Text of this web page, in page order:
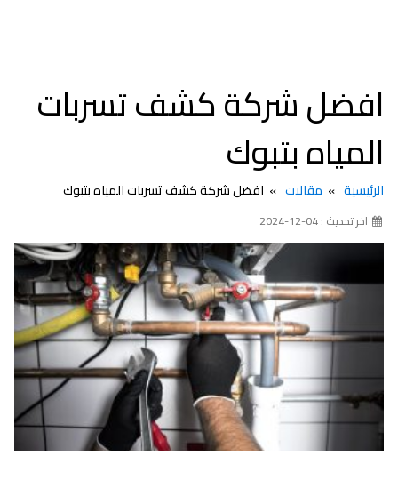
افضل شركة كشف تسربات
المياه بتبوك
الرئيسية مقالات افضل شركة كشف تسربات المياه بتبوك
اخر تحديث : 04-12-2024